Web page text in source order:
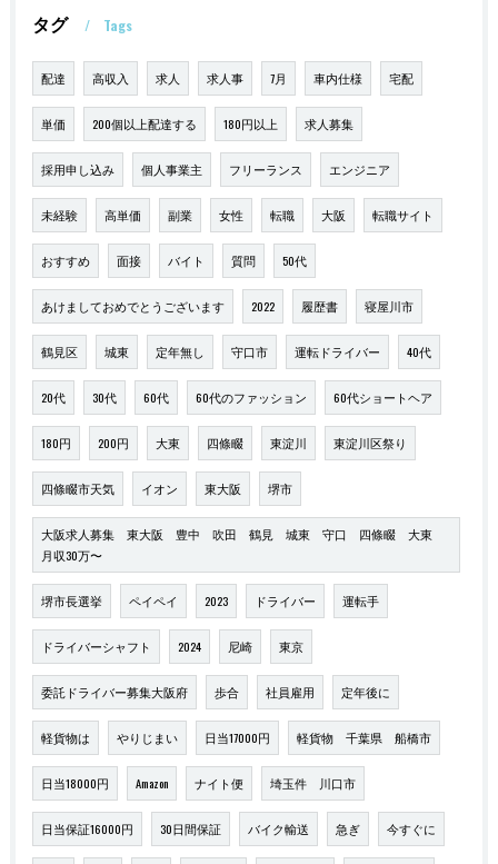
タグ Tags
配達 高収入 求人 求人事 7月 車内仕様 宅配
単価 200個以上配達する 180円以上 求人募集
採用申し込み 個人事業主 フリーランス エンジニア
未経験 高単価 副業 女性 転職 大阪 転職サイト
おすすめ 面接 バイト 質問 50代
あけましておめでとうございます 2022 履歴書 寝屋川市
鶴見区 城東 定年無し 守口市 運転ドライバー 40代
20代 30代 60代 60代のファッション 60代ショートヘア
180円 200円 大東 四條畷 東淀川 東淀川区祭り
四條畷市天気 イオン 東大阪 堺市
大阪求人募集 東大阪 豊中 吹田 鶴見 城東 守口 四條畷 大東
月収30万〜
堺市長選挙 ペイペイ 2023 ドライバー 運転手
ドライバーシャフト 2024 尼崎 東京
委託ドライバー募集大阪府 歩合 社員雇用 定年後に
軽貨物は やりじまい 日当17000円 軽貨物 千葉県 船橋市
日当18000円 Amazon ナイト便 埼玉件 川口市
日当保証16000円 30日間保証 バイク輸送 急ぎ 今すぐに